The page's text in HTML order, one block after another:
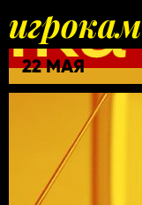
игрокам
22 МАЯ